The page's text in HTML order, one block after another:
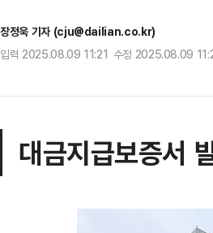
장정욱 기자 (cju@dailian.co.kr)
입력 2025.08.09 11:21 수정 2025.08.09
대금지급보증서